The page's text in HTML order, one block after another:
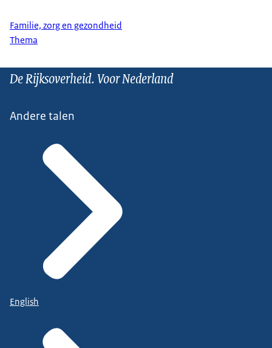
Familie, zorg en gezondheid
Thema
De Rijksoverheid. Voor Nederland
Andere talen
English